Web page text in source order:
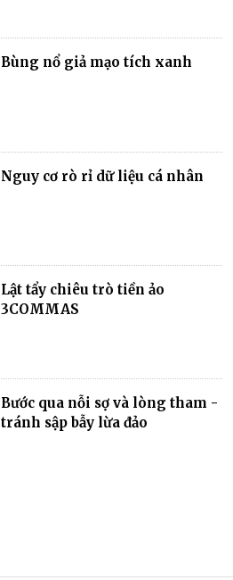
Bùng nổ giả mạo tích xanh
Nguy cơ rò rỉ dữ liệu cá nhân
Lật tẩy chiêu trò tiền ảo
3COMMAS
Bước qua nỗi sợ và lòng tham -
tránh sập bẫy lừa đảo